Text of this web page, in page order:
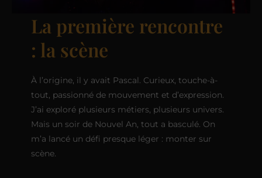
La première rencontre
: la scène
À l’origine, il y avait Pascal. Curieux, touche-à-
tout, passionné de mouvement et d’expression.
J’ai exploré plusieurs métiers, plusieurs univers.
Mais un soir de Nouvel An, tout a basculé. On
m’a lancé un défi presque léger : monter sur
scène.